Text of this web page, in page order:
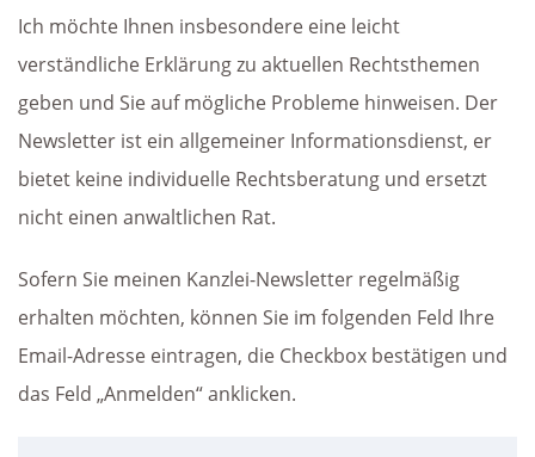
Ich möchte Ihnen insbesondere eine leicht
verständliche Erklärung zu aktuellen Rechtsthemen
geben und Sie auf mögliche Probleme hinweisen. Der
Newsletter ist ein allgemeiner Informationsdienst, er
bietet keine individuelle Rechtsberatung und ersetzt
nicht einen anwaltlichen Rat.
Sofern Sie meinen Kanzlei-Newsletter regelmäßig
erhalten möchten, können Sie im folgenden Feld Ihre
Email-Adresse eintragen, die Checkbox bestätigen und
das Feld „Anmelden“ anklicken.